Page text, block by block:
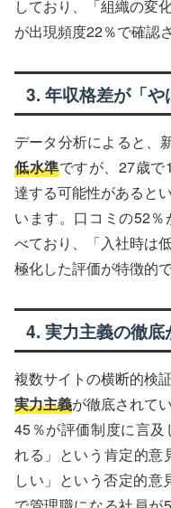
しており、「組織の変
が出現頻度22％で確認
3. 年収格差が「や
データ分析によると、
低水準ですが、27歳で
達する可能性があると
います。口コミの52
べており、「入社時は
極化した評価が特徴的で
4. 実力主義の徹底
複数サイトの横断的検証
実力主義が徹底されて
45％が評価制度に言
れる」という肯定的意
しい」という否定的